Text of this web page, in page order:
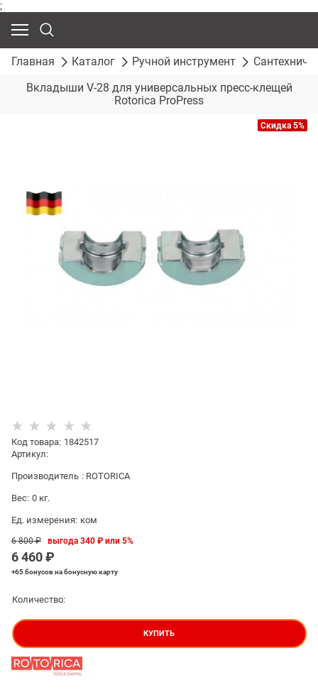
;
Главная Каталог Ручной инструмент
Вкладыши V-28 для универсальных пресс-клещей
Rotorica ProPress
Скидка 5%
Код товара: 1842517
Артикул:
Производитель : ROTORICA
Вес: 0 кг.
Ед. измерения: ком
6 800 ₽
6 460 ₽
выгода340 ₽ или5%
+65 бонусовна бонусную карту
Количество:
КУПИТЬ